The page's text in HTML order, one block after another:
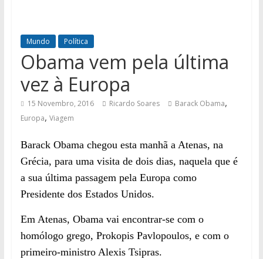
Mundo Política
Obama vem pela última
vez à Europa
15 Novembro, 2016 Ricardo Soares Barack Obama,
Europa, Viagem
Barack Obama chegou esta manhã a Atenas, na
Grécia, para uma visita de dois dias, naquela que é
a sua última passagem pela Europa como
Presidente dos Estados Unidos.
Em Atenas, Obama vai encontrar-se com o
homólogo grego, Prokopis Pavlopoulos, e com o
primeiro-ministro Alexis Tsipras.